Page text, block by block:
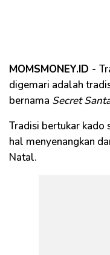
MOMSMONEY.ID -
digemari adalah
bernama Secret
Tradisi bertukar kado
hal menyenangkan
Natal.